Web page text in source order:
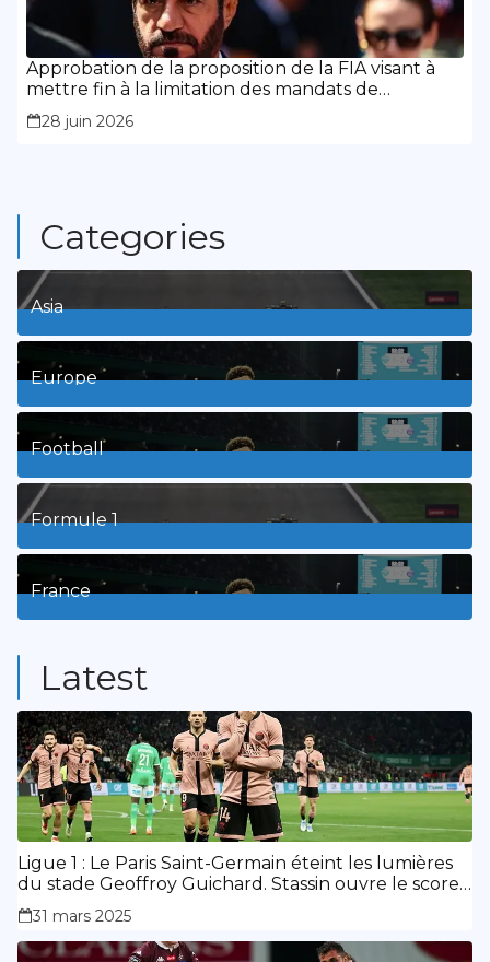
Approbation de la proposition de la FIA visant à
mettre fin à la limitation des mandats de
présidence
28 juin 2026
Categories
Asia
1Posts
Europe
3Posts
Football
8Posts
Formule 1
3Posts
France
Latest
Ligue 1 : Le Paris Saint-Germain éteint les lumières
du stade Geoffroy Guichard. Stassin ouvre le score,
doublé de Doué.
31 mars 2025